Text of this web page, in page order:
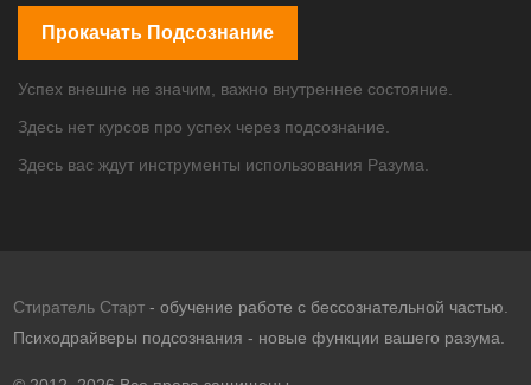
Прокачать Подсознание
Успех внешне не значим, важно внутреннее состояние.
Здесь нет курсов про успех через подсознание.
Здесь вас ждут инструменты использования Разума.
Стиратель Старт- обучение работе с бессознательной частью.
Психодрайверы подсознания - новые функции вашего разума.